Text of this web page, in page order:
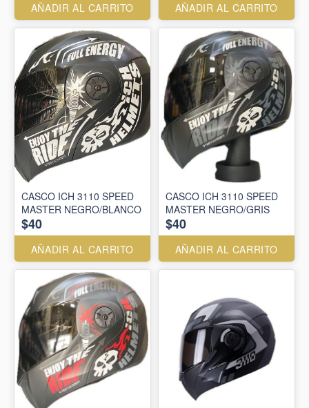
AÑADIR AL CARRITO AÑADIR AL CARRITO
CASCO ICH 3110 SPEED
MASTER NEGRO/BLANCO
$40
AÑADIR AL CARRITO
CASCO ICH 3110 SPEED
MASTER NEGRO/GRIS
$40
AÑADIR AL CARRITO